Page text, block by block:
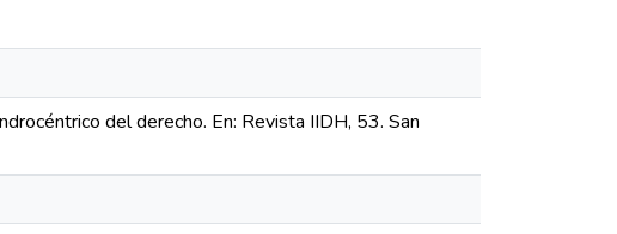
del derecho. En: Revista IIDH, 53. San